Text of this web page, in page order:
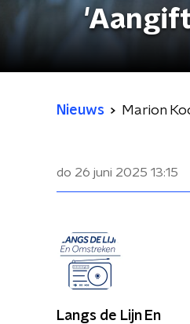
Nieuws Marion
do 26 juni 2025 13:15
Langs de Lijn En